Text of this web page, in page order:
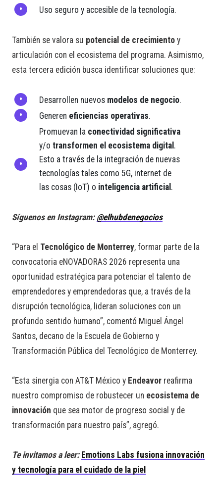
Uso seguro y accesible de la tecnología.
También se valora su potencial de crecimiento y
articulación con el ecosistema del programa. Asimismo,
esta tercera edición busca identificar soluciones que:
Desarrollen nuevos modelos de negocio.
Generen eficiencias operativas.
Promuevan la conectividad significativa
y/o transformen el ecosistema digital .
Esto a través de la integración de nuevas
tecnologías tales como 5G, internet de
las cosas (IoT) o inteligencia artificial .
Síguenos en Instagram: @elhubdenegocios
“Para el Tecnológico de Monterrey, formar parte de la
convocatoria eNOVADORAS 2026 representa una
oportunidad estratégica para potenciar el talento de
emprendedores y emprendedoras que, a través de la
disrupción tecnológica, lideran soluciones con un
profundo sentido humano”, comentó Miguel Ángel
Santos, decano de la Escuela de Gobierno y
Transformación Pública del Tecnológico de Monterrey.
“Esta sinergia con AT&T México y Endeavor reafirma
nuestro compromiso de robustecer un ecosistema de
innovación que sea motor de progreso social y de
transformación para nuestro país”, agregó.
Te invitamos a leer: Emotions Labs fusiona innovación
y tecnología para el cuidado de la piel